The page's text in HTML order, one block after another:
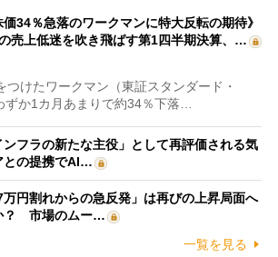
価34％急落のワークマンに特大反転の期待》
売上低迷を吹き飛ばす第1四半期決算、…
けたワークマン（東証スタンダード・
ずか1カ月あまりで約34％下落…
フラの新たな主役」として再評価される気
の提携でAI…
円割れからの急反発」は再びの上昇局面へ
？ 市場のムー…
一覧を見る